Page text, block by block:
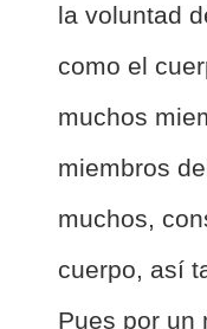
la voluntad
como el
muchos
miembros
muchos,
cuerpo, así
Pues por un